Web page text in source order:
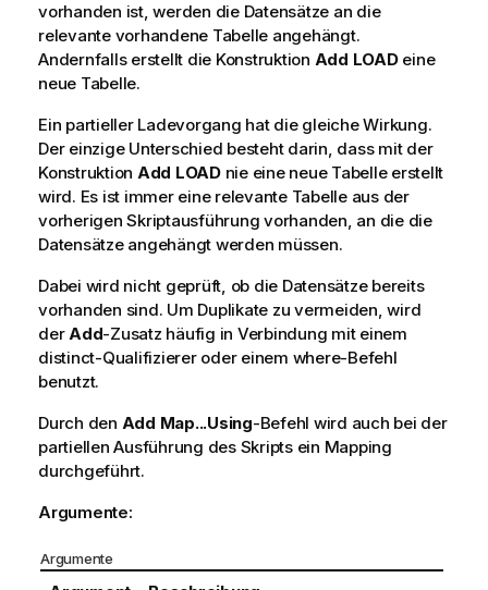
vorhanden ist, werden die Datensätze an die
relevante vorhandene Tabelle angehängt.
Andernfalls erstellt die Konstruktion Add LOADeine
neue Tabelle.
Ein partieller Ladevorgang hat die gleiche Wirkung.
Der einzige Unterschied besteht darin, dass mit der
Konstruktion Add LOADnie eine neue Tabelle erstellt
wird. Es ist immer eine relevante Tabelle aus der
vorherigen Skriptausführung vorhanden, an die die
Datensätze angehängt werden müssen.
Dabei wird nicht geprüft, ob die Datensätze bereits
vorhanden sind. Um Duplikate zu vermeiden, wird
derAdd-Zusatz häufig in Verbindung mit einem
distinct-Qualifizierer oder einem where-Befehl
benutzt.
Durch den Add Map...Using-Befehl wird auch bei der
partiellen Ausführung des Skripts ein Mapping
durchgeführt.
Argumente:
Argumente